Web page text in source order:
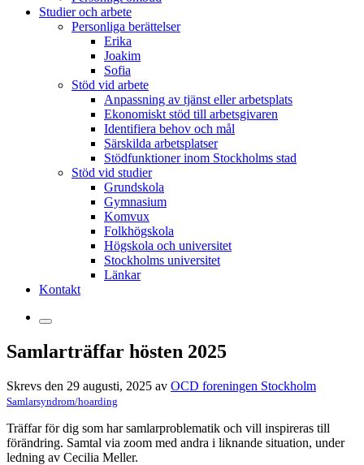
Studier och arbete
Personliga berättelser
Erika
Joakim
Sofia
Stöd vid arbete
Anpassning av tjänst eller arbetsplats
Ekonomiskt stöd till arbetsgivaren
Identifiera behov och mål
Särskilda arbetsplatser
Stödfunktioner inom Stockholms stad
Stöd vid studier
Grundskola
Gymnasium
Komvux
Folkhögskola
Högskola och universitet
Stockholms universitet
Länkar
Kontakt
Samlarträffar hösten 2025
Skrevs den 29 augusti, 2025 av OCD foreningen Stockholm
Samlarsyndrom/hoarding
Träffar för dig som har samlarproblematik och vill inspireras till
förändring. Samtal via zoom med andra i liknande situation, under
ledning av Cecilia Meller.